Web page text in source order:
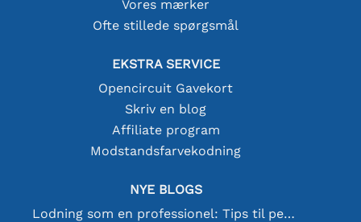
Vores mærker
Ofte stillede spørgsmål
EKSTRA SERVICE
Opencircuit Gavekort
Skriv en blog
Affiliate program
Modstandsfarvekodning
NYE BLOGS
Lodning som en professionel: Tips til perfekte elektroniske forbindelser